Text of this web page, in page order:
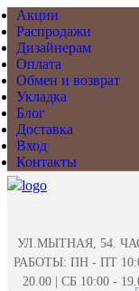
Акции
Распродажи
Дизайнерам
Оплата
Обмен и возврат
Укладка
Блог
Доставка
Вход
Контакты
УЛ.МЫТНАЯ, 54.
РАБОТЫ: ПН - ПТ
20.00 | СБ 10:00 -